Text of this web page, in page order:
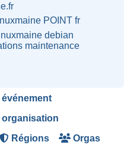
POINT fr
debian
maintenance
organisation
Régions Orgas